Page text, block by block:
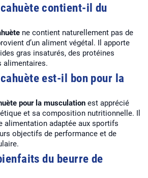
contient-il du
ne contient naturellement pas de
d’un aliment végétal. Il apporte
gras insaturés, des protéines
alimentaires.
est-il bon pour la
pour la musculation est apprécié
et sa composition nutritionnelle. Il
alimentation adaptée aux sportifs
objectifs de performance et de
du beurre de